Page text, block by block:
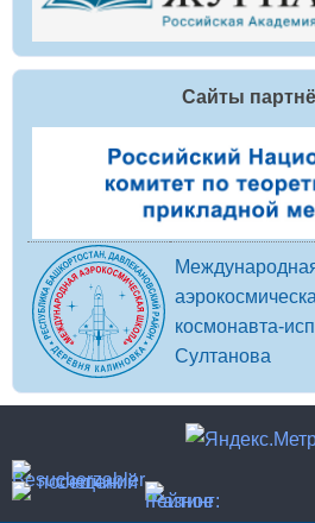
Сайты
космонавта-
Султанова